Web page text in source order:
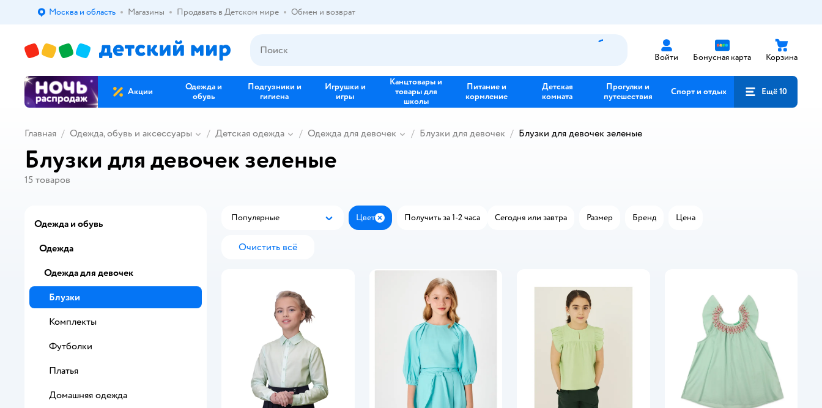
Выбор адреса доставки.
Москва и область Магазины Продавать в Детском мире Обмен и возврат
Войти Бонусная карта Корзина
Акции
Одежда и
обувь
Подгузники и
гигиена
Игрушки и
игры
Канцтовары и
товары для
школы
Питание и
кормление
Детская
комната
Прогулки и
путешествия
Спорт и отдых Ещё 10
Главная Одежда, обувь и аксессуары Детская одежда Одежда для девочек Блузки для девочек Блузки для девочек зеленые
Блузки для девочек зеленые
15 товаров
Популярные
Популярные Цвет ЗакрытьПолучить за 1-2 часа Сегодня или завтра Размер Бренд Цена
Очистить всё
Одежда и обувь
Одежда
Одежда для девочек
Блузки
Комплекты
Футболки
Платья
Домашняя одежда